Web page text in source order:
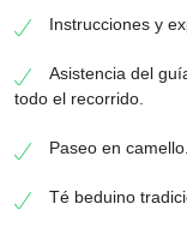
Instrucciones y
Asistencia del
todo el recorrido.
Paseo en camello.
Té beduino